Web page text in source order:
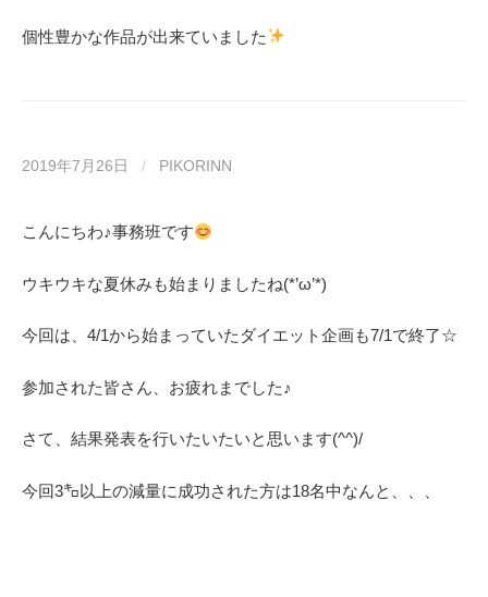
個性豊かな作品が出来ていました
2019年7月26日 / PIKORINN
こんにちわ♪事務班です
ウキウキな夏休みも始まりましたね(*’ω’*)
今回は、4/1から始まっていたダイエット企画も7/1で終了☆
参加された皆さん、お疲れまでした♪
さて、結果発表を行いたいたいと思います(^^)/
今回3㌔以上の減量に成功された方は18名中なんと、、、